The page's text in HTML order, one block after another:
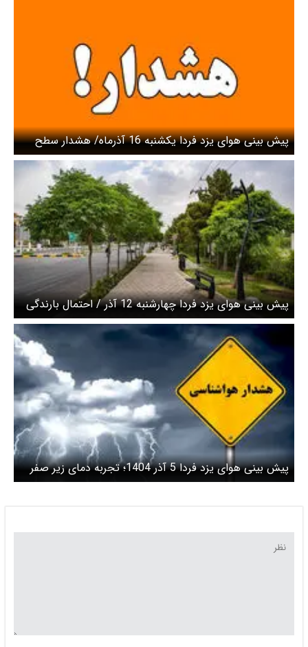
پیش بینی هوای یزد فردا یکشنبه 16 آذرماه/ هشدار سطح
نارنجی صادر شد
پیش بینی هوای یزد فردا چهارشنبه 12 آذر / احتمال بارندگی
ضعیف است
پیش بینی هوای یزد فردا 5 آذر 1404؛ تجربه دمای زیر صفر
برای شش شهرستان